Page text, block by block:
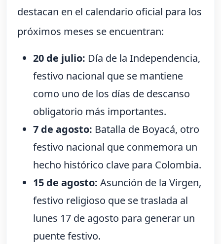
destacan en el calendario oficial para los
próximos meses se encuentran:
20 de julio: Día de la Independencia,
festivo nacional que se mantiene
como uno de los días de descanso
obligatorio más importantes.
7 de agosto: Batalla de Boyacá, otro
festivo nacional que conmemora un
hecho histórico clave para Colombia.
15 de agosto: Asunción de la Virgen,
festivo religioso que se traslada al
lunes 17 de agosto para generar un
puente festivo.